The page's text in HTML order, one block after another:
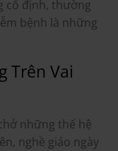
cố định, thường
bệnh là những
Trên Vai
những thế hệ
nghề giáo ngày